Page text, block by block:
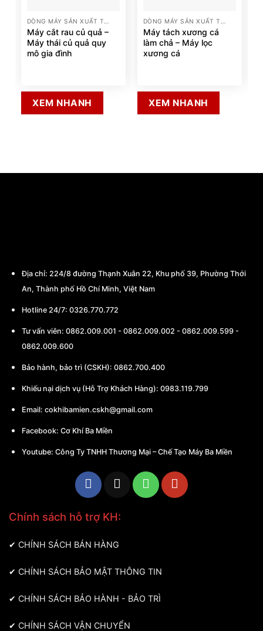
Máy cắt rau củ quả –
Máy thái củ quả quy
mô gia đình
XEM NHANH
Máy tách xương cá
làm chả – Máy lọc
xương cá
XEM NHANH
Địa chỉ: 224/8 đường Thạnh Xuân 22, Khu phố 39, Phường Thới
An, Thành phố Hồ Chí Minh, Việt Nam
Hotline 24/7: 0326.770.772
Tư vấn viên: 0862.009.001 - 0862.009.002 - 0862.009.599 -
0862.009.600
Bảo hành, bảo trì (CSKH): 0862.700.400
Khiếu nại dịch vụ (Hỗ Trợ Khách Hàng): 0983.119.799
Email: cokhibamien.cskh@gmail.com
Facebook: Cơ Khí Ba Miền
Youtube: Công Ty TNHH Thương Mại – Chế Tạo Máy Ba Miền
Chính sách hỗ trợ KH:
✔ CHÍNH SÁCH BÁN HÀNG
✔ CHÍNH SÁCH BẢO MẬT THÔNG TIN
✔ CHÍNH SÁCH BẢO HÀNH - BẢO TRÌ
✔ CHÍNH SÁCH VẬN CHUYỂN